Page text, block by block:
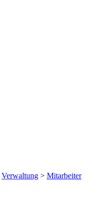
Verwaltung > Mitarbeiter